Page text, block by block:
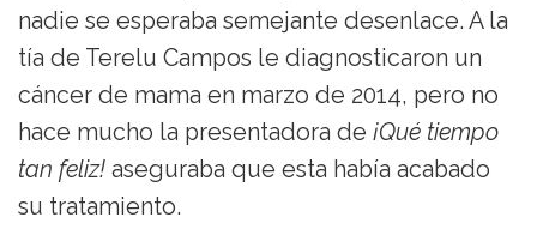
nadie se esperaba semejante desenlace. A la
tía de Terelu Campos le diagnosticaron un
cáncer de mama en marzo de 2014, pero no
hace mucho la presentadora de ¡Qué tiempo
tan feliz! aseguraba que esta había acabado
su tratamiento.